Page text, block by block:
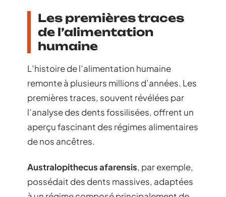
Les premières traces
de l’alimentation
humaine
L’histoire de l’alimentation humaine
remonte à plusieurs millions d’années. Les
premières traces, souvent révélées par
l’analyse des dents fossilisées, offrent un
aperçu fascinant des régimes alimentaires
de nos ancêtres.
Australopithecus afarensis, par exemple,
possédait des dents massives, adaptées